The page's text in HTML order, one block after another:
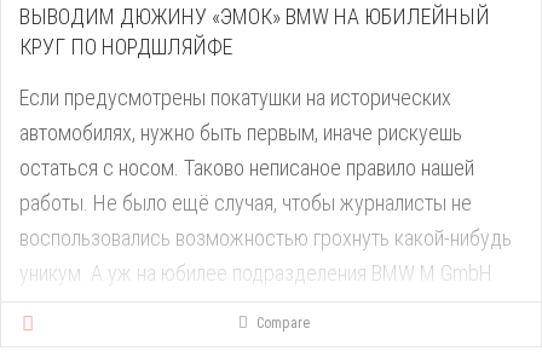
ВЫВОДИМ ДЮЖИНУ «ЭМОК» BMW НА ЮБИЛЕЙНЫЙ
КРУГ ПО НОРДШЛЯЙФЕ
Если предусмотрены покатушки на исторических
автомобилях, нужно быть первым, иначе рискуешь
остаться с носом. Таково неписаное правило нашей
работы. Не было ещё случая, чтобы журналисты не
воспользовались возможностью грохнуть какой-нибудь
уникум. А уж на юбилее подразделения BMW M GmbH
классика — гвоздь программы и основная группа риска:
купе 3.0 CSL и M1, M5 и M3 первых поколений… Мы —
Compare